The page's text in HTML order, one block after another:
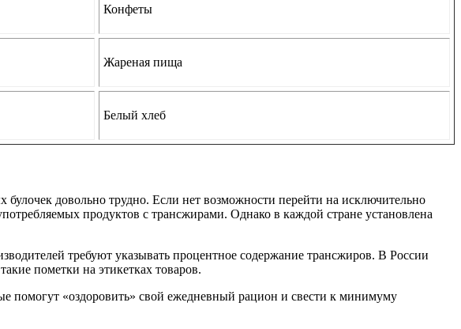
Конфеты
Жареная пища
Белый хлеб
довольно трудно. Если нет возможности перейти на исключительно
продуктов с трансжирами. Однако в каждой стране установлена
требуют указывать процентное содержание трансжиров. В России
пометки на этикетках товаров.
помогут «оздоровить» свой ежедневный рацион и свести к минимуму